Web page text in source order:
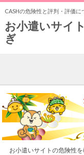
CASHの危険性と評判・評価に
お小遣いサイ
ぎ
お小遣いサイトの危険性